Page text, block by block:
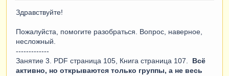
Здравствуйте!
Пожалуйста, помогите разобраться. Вопрос, наверное,
несложный.
-------------
Занятие 3. PDF страница 105, Книга страница 107. Всё
активно, но открываются только группы, а не весь